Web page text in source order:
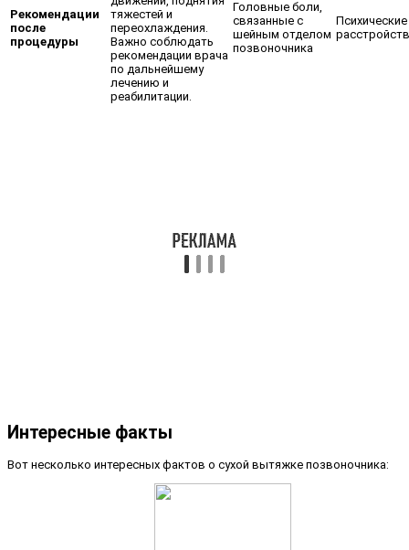
Рекомендации
после
процедуры
тяжестей и
переохлаждения.
Важно соблюдать
рекомендации врача
по дальнейшему
лечению и
реабилитации.
Головные боли,
связанные с
шейным отделом
позвоночника
Психические
Интересные факты
Вот несколько интересных фактов о сухой вытяжке позвоночника: